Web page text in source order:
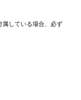
している場合、必ず